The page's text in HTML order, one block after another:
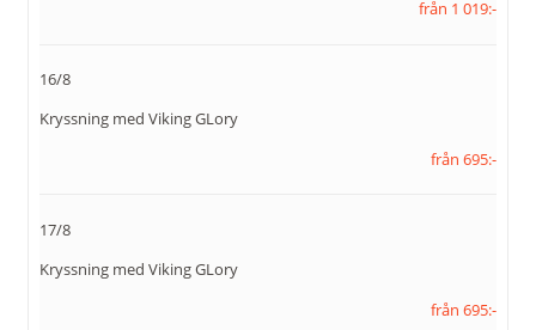
från 1 019:-
16/8
Kryssning med Viking GLory
från 695:-
17/8
Kryssning med Viking GLory
från 695:-